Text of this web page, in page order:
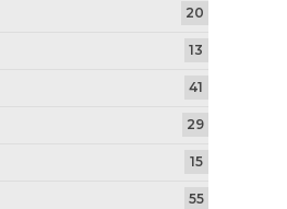
20
13
41
29
15
55